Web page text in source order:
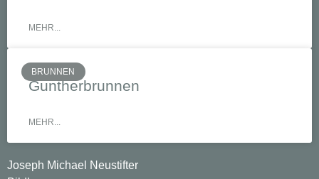
MEHR...
BRUNNEN
Guntherbrunnen
MEHR...
Joseph Michael Neustifter
Marienbrunnen